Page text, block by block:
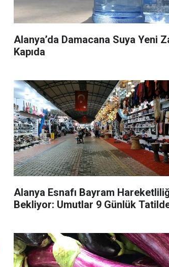
Alanya’da Damacana Suya Yeni
Kapıda
Alanya Esnafı Bayram
Bekliyor: Umutlar 9 Günlük